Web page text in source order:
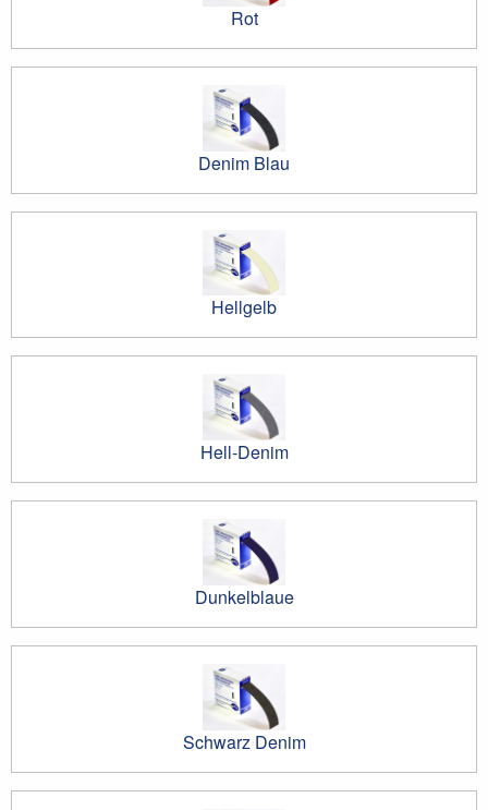
Rot
Denim Blau
Hellgelb
Hell-Denim
Dunkelblaue
Schwarz Denim